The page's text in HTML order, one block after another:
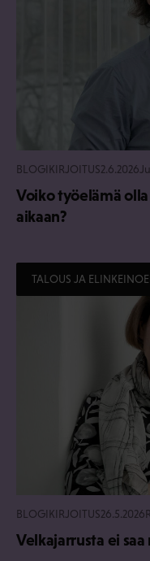
BLOGIKIRJOITUS2.6.2026
Voiko työelämä
aikaan?
TALOUS JA
BLOGIKIRJOITUS26.5.2026
Velkajarrusta ei